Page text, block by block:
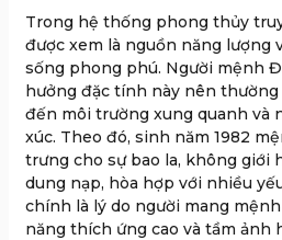
Trong hệ thống phong thủy
được xem là nguồn năng lượng
sống phong phú. Người mệnh
hưởng đặc tính này nên
đến môi trường xung quanh và
xúc. Theo đó, sinh năm 1982
trưng cho sự bao la, không giới
dung nạp, hòa hợp với nhiều
chính là lý do người mang
năng thích ứng cao và tầm ảnh